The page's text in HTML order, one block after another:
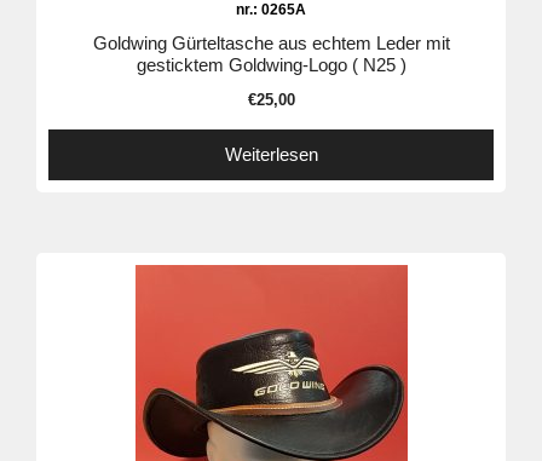
nr.: 0265A
Goldwing Gürteltasche aus echtem Leder mit
gesticktem Goldwing-Logo ( N25 )
€25,00
Weiterlesen